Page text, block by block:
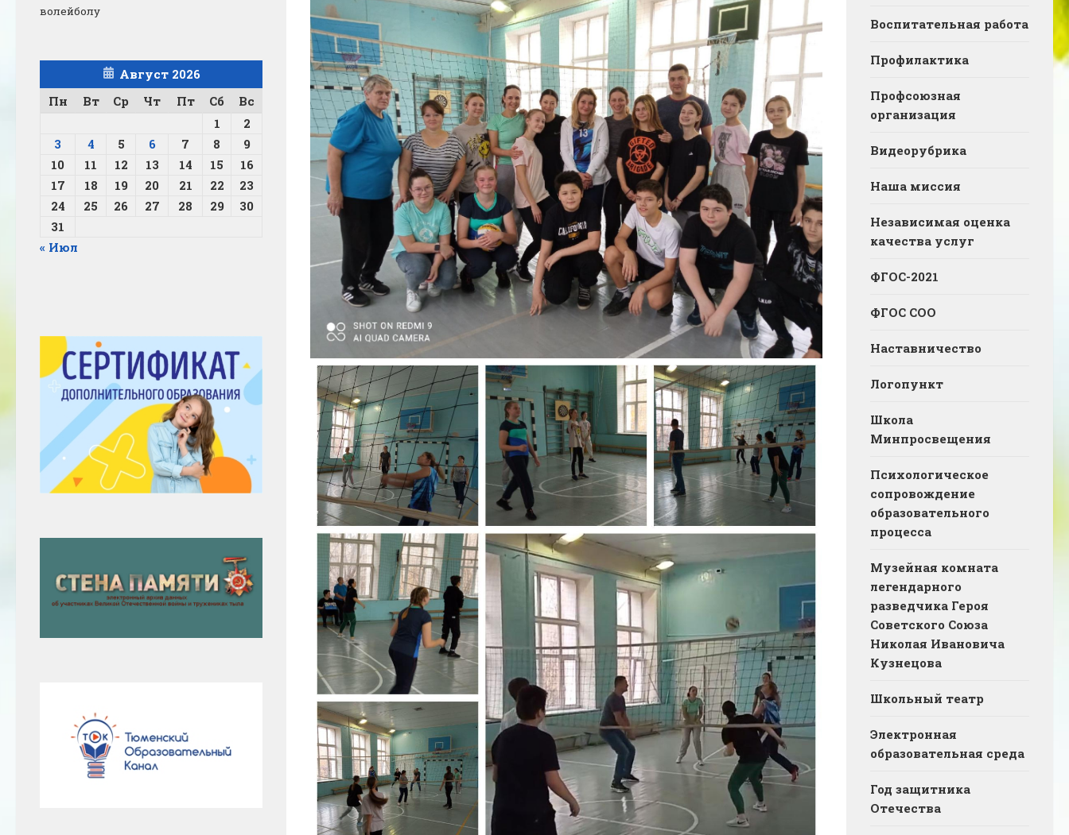
волейболу
Август 2026
Пн
Вт Ср Чт Пт Сб
Вс
1
2
3
4 5 6 7 8
9
10
11 12 13 14 15
16
17
18 19 20 21 22
23
24
25 26 27 28 29
30
31
« Июл
Воспитательная работа
Профилактика
Профсоюзная
организация
Видеорубрика
Наша миссия
Независимая оценка
качества услуг
ФГОС-2021
ФГОС СОО
Наставничество
Логопункт
Школа
Минпросвещения
Психологическое
сопровождение
образовательного
процесса
Музейная комната
легендарного
разведчика Героя
Советского Союза
Николая Ивановича
Кузнецова
Школьный театр
Электронная
образовательная среда
Год защитника
Отечества